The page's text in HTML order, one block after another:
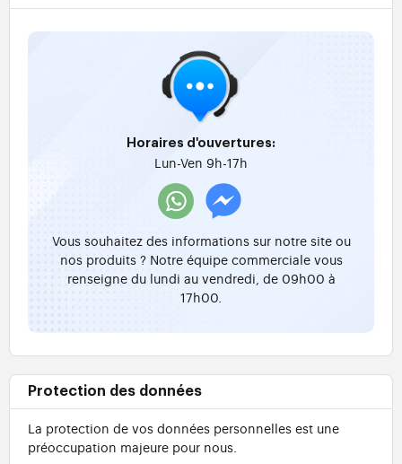
Horaires d'ouvertures:
Lun-Ven 9h-17h
Vous souhaitez des informations sur notre site ou
nos produits ? Notre équipe commerciale vous
renseigne du lundi au vendredi, de 09h00 à
17h00.
Protection des données
La protection de vos données personnelles est une
préoccupation majeure pour nous.